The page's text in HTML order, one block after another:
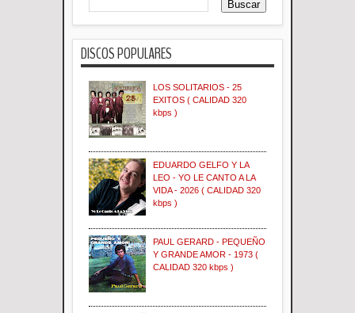
DISCOS POPULARES
LOS SOLITARIOS - 25
EXITOS ( CALIDAD 320
kbps )
EDUARDO GELFO Y LA
LEO - YO LE CANTO A LA
VIDA - 2026 ( CALIDAD 320
kbps )
PAUL GERARD - PEQUEÑO
Y GRANDE AMOR - 1973 (
CALIDAD 320 kbps )